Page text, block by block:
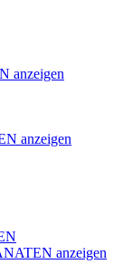
anzeigen
anzeigen
anzeigen